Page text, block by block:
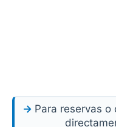
Para reservas